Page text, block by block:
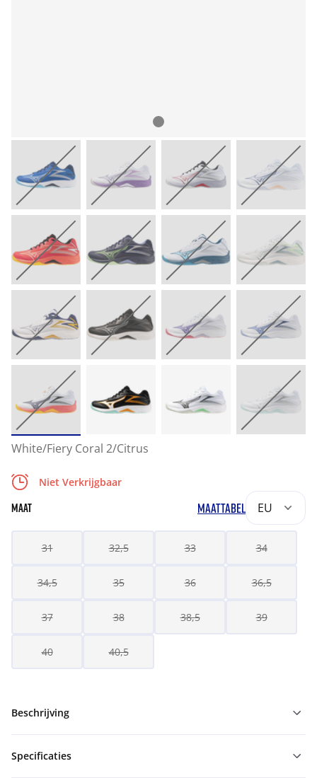
White/Fiery Coral 2/Citrus
Niet Verkrijgbaar
MAAT MAATTABEL EU
31 32,5 33 34
34,5 35 36 36,5
37 38 38,5 39
40 40,5
Beschrijving
Specificaties